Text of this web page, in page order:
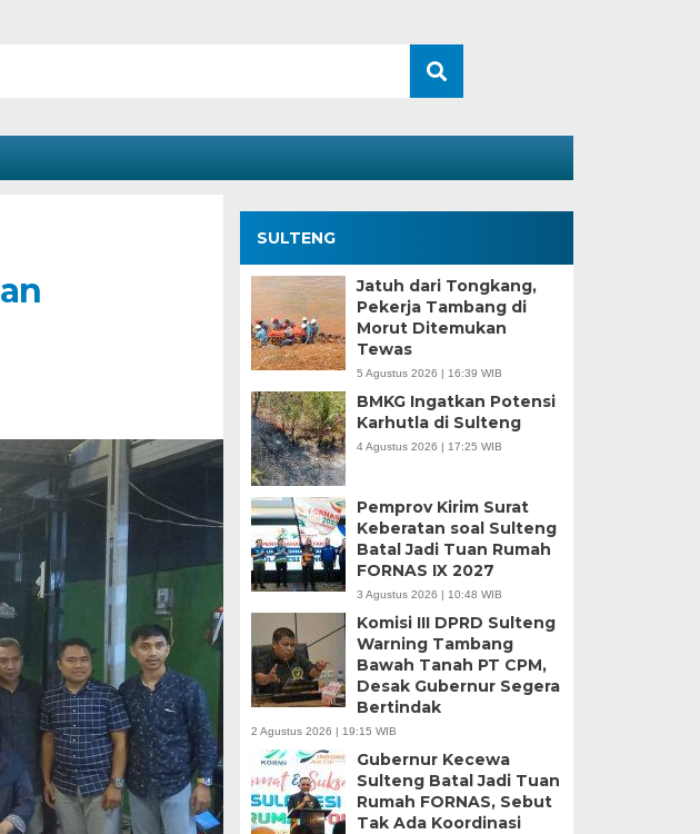
SULTENG
Jatuh dari Tongkang,
Pekerja Tambang di
Morut Ditemukan
Tewas
5 Agustus 2026 | 16:39 WIB
BMKG Ingatkan Potensi
Karhutla di Sulteng
4 Agustus 2026 | 17:25 WIB
Pemprov Kirim Surat
Keberatan soal Sulteng
Batal Jadi Tuan Rumah
FORNAS IX 2027
3 Agustus 2026 | 10:48 WIB
Komisi III DPRD Sulteng
Warning Tambang
Bawah Tanah PT CPM,
Desak Gubernur Segera
Bertindak
2 Agustus 2026 | 19:15 WIB
Gubernur Kecewa
Sulteng Batal Jadi Tuan
Rumah FORNAS, Sebut
Tak Ada Koordinasi